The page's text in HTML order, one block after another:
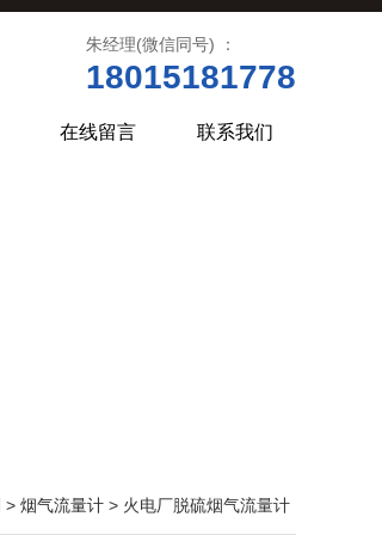
朱经理(微信同号) ：
18015181778
在线留言 联系我们
> 烟气流量计 > 火电厂脱硫烟气流量计